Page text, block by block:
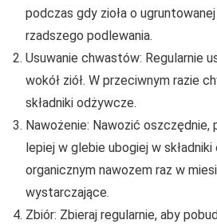
podczas gdy zioła o
rzadszego podlewania.
Usuwanie chwastów: Regularnie
wokół ziół. W przeciwnym razie
składniki odżywcze.
Nawożenie: Nawozić oszczędnie,
lepiej w glebie ubogiej w
organicznym nawozem raz w
wystarczające.
Zbiór: Zbieraj regularnie, aby